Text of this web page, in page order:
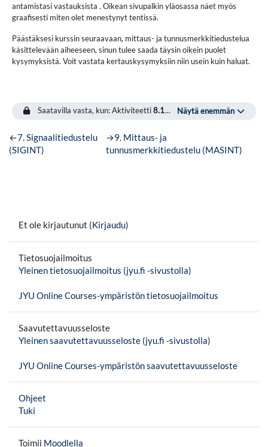
antamistasi vastauksista . Oikean sivupalkin yläosassa näet myös
graafisesti miten olet menestynyt tentissä.
Päästäksesi kurssin seuraavaan, mittaus- ja tunnusmerkkitiedustelua
käsittelevään aiheeseen, sinun tulee saada täysin oikein puolet
kysymyksistä. Voit vastata kertauskysymyksiin niin usein kuin haluat.
Näytä enemmän
Saatavilla vasta, kun: Aktiviteetti8.1. Geospatiaalinen tiedustelu
←7. Signaalitiedustelu
(SIGINT)
→9. Mittaus- ja
tunnusmerkkitiedustelu (MASINT)
Et ole kirjautunut (Kirjaudu)
Tietosuojailmoitus
Yleinen tietosuojailmoitus (jyu.fi -sivustolla)
JYU Online Courses-ympäristön tietosuojailmoitus
Saavutettavuusseloste
Yleinen saavutettavuusseloste (jyu.fi -sivustolla)
JYU Online Courses-ympäristön saavutettavuusseloste
Ohjeet
Tuki
Toimii Moodlella